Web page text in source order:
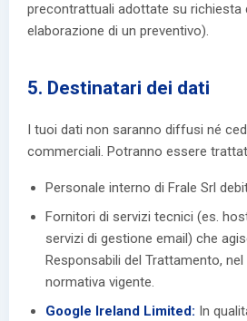
precontrattuali adottate su richiesta
elaborazione di un preventivo).
5. Destinatari dei dati
I tuoi dati non saranno diffusi né
commerciali. Potranno essere
Personale interno di Frale Srl
Fornitori di servizi tecnici (es.
servizi di gestione email) che
Responsabili del Trattamento,
normativa vigente.
Google Ireland Limited: In